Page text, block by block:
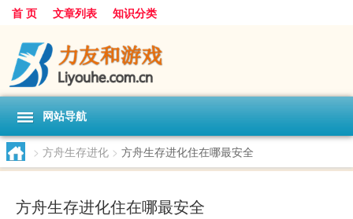
首 页 文章列表 知识分类
网站导航
> 方舟生存进化 > 方舟生存进化住在哪最安全
方舟生存进化住在哪最安全